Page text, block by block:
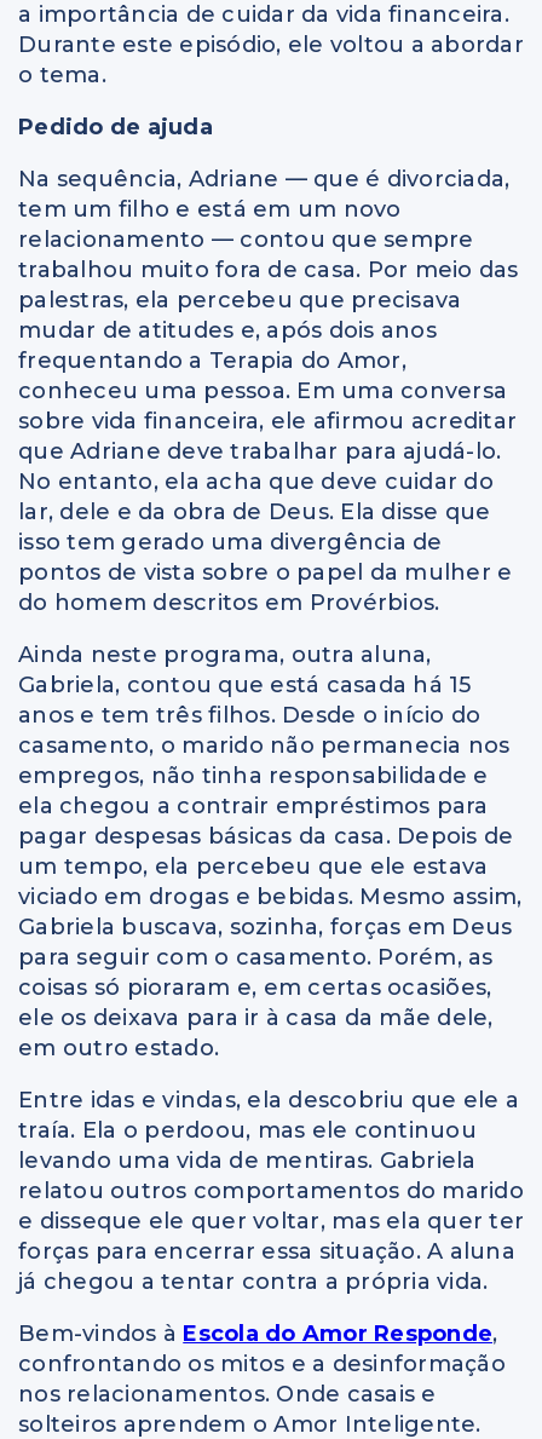
a importância de cuidar da vida financeira.
Durante este episódio, ele voltou a abordar
o tema.
Pedido de ajuda
Na sequência, Adriane — que é divorciada,
tem um filho e está em um novo
relacionamento — contou que sempre
trabalhou muito fora de casa. Por meio das
palestras, ela percebeu que precisava
mudar de atitudes e, após dois anos
frequentando a Terapia do Amor,
conheceu uma pessoa. Em uma conversa
sobre vida financeira, ele afirmou acreditar
que Adriane deve trabalhar para ajudá-lo.
No entanto, ela acha que deve cuidar do
lar, dele e da obra de Deus. Ela disse que
isso tem gerado uma divergência de
pontos de vista sobre o papel da mulher e
do homem descritos em Provérbios.
Ainda neste programa, outra aluna,
Gabriela, contou que está casada há 15
anos e tem três filhos. Desde o início do
casamento, o marido não permanecia nos
empregos, não tinha responsabilidade e
ela chegou a contrair empréstimos para
pagar despesas básicas da casa. Depois de
um tempo, ela percebeu que ele estava
viciado em drogas e bebidas. Mesmo assim,
Gabriela buscava, sozinha, forças em Deus
para seguir com o casamento. Porém, as
coisas só pioraram e, em certas ocasiões,
ele os deixava para ir à casa da mãe dele,
em outro estado.
Entre idas e vindas, ela descobriu que ele a
traía. Ela o perdoou, mas ele continuou
levando uma vida de mentiras. Gabriela
relatou outros comportamentos do marido
e disseque ele quer voltar, mas ela quer ter
forças para encerrar essa situação. A aluna
já chegou a tentar contra a própria vida.
Bem-vindos à Escola do Amor Responde,
confrontando os mitos e a desinformação
nos relacionamentos. Onde casais e
solteiros aprendem o Amor Inteligente.